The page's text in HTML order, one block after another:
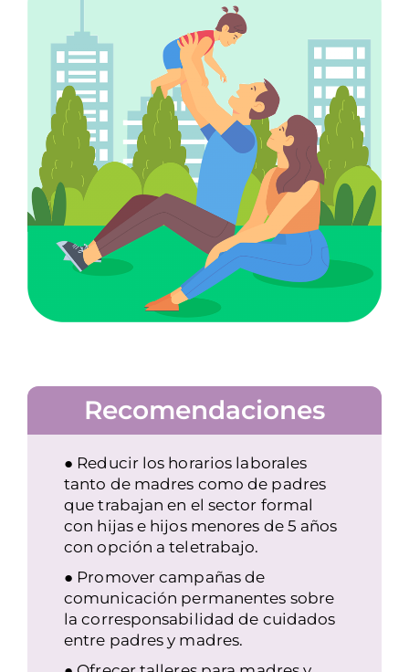
Recomendaciones
● Reducir los horarios laborales
tanto de madres como de padres
que trabajan en el sector formal
con hijas e hijos menores de 5 años
con opción a teletrabajo.
● Promover campañas de
comunicación permanentes sobre
la corresponsabilidad de cuidados
entre padres y madres.